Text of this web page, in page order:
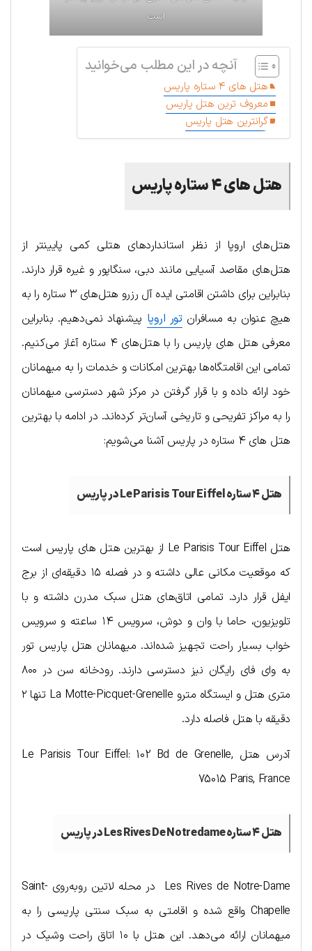
است
آنچه در این مطلب می‌خوانید
هتل های ۴ ستاره پاریس
معروف ترین هتل پاریس
گرانترین هتل پاریس
هتل های ۴ ستاره پاریس
هتل‌های اروپا از نظر استانداردهای هتلی کمی پایینتر از
هتل‌های مقاصد آسیایی مانند دبی، سنگاپور و غیره قرار دارند.
بنابراین برای داشتن اقامتی ایده آل رزرو هتل‌های ۳ ستاره را به
هیچ عنوان به مسافرانتور اروپا پیشنهاد نمی‌دهیم. بنابراین
معرفی هتل های پاریس را با هتل‌های ۴ ستاره آغاز می‌کنیم.
تمامی این اقامتگاه‌ها بهترین امکانات و خدمات را به میهمانان
خود ارائه داده و با قرار گرفتن در مرکز شهر دسترسی میهمانان
را به مراکز تفریحی و تاریخی آسان‌تر کرده‌اند. در ادامه با بهترین
هتل های ۴ ستاره در پاریس آشنا می‌شویم:
هتل ۴ ستاره Le Parisis Tour Eiffel در پاریس
هتل Le Parisis Tour Eiffel از بهترین هتل های پاریس است
که موقعیت مکانی عالی داشته و در فصله ۱۵ دقیقه‌ای از برج
ایفل قرار دارد. تمامی اتاق‌های هتل سبک مدرن داشته و با
تلویزیون، حاما با وان و دوش، سرویس ۱۴ ساعته و سرویس
خواب بسیار راحت تجهیز شده‌اند. میهمانان هتل پاریس تور
به وای فای رایگان نیز دسترسی دارند. رودخانه سن در ۸۰۰
متری هتل و ایستگاه مترو La Motte-Picquet-Grenelle تنها ۲
دقیقه با هتل فاصله دارد.
آدرس هتل Le Parisis Tour Eiffel: 102 Bd de Grenelle,
75015 Paris, France
هتل ۴ ستاره Les Rives De Notredame در پاریس
Les Rives de Notre-Dame در محله لاتین روبه‌روی Saint-
Chapelle واقع شده و اقامتی به سبک سنتی پاریسی را به
میهمانان ارائه می‌دهد. این هتل با ۱۰ اتاق راحت وشیک در